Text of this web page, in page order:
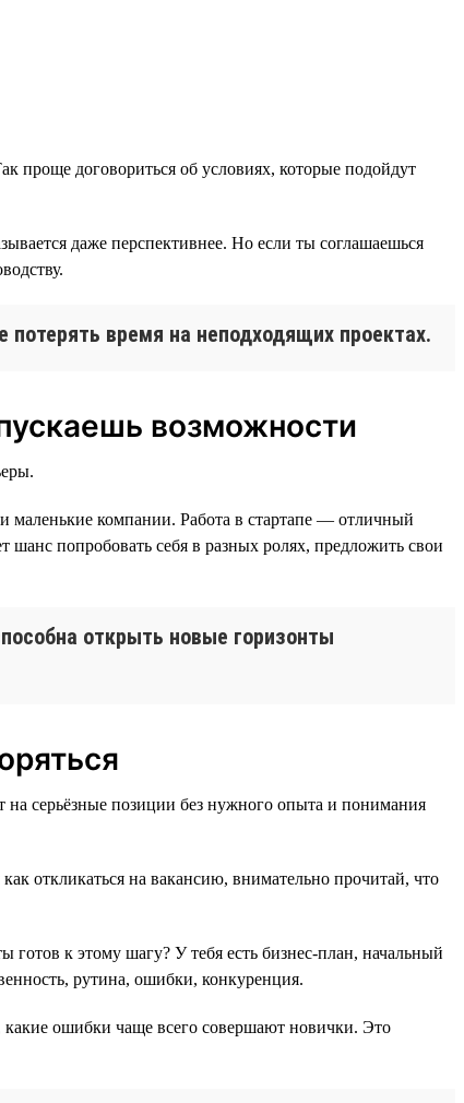
проще договориться об условиях, которые подойдут
даже перспективнее. Но если ты соглашаешься
время на неподходящих проектах.
возможности
маленькие компании. Работа в стартапе — отличный
шанс попробовать себя в разных ролях, предложить свои
открыть новые горизонты
на серьёзные позиции без нужного опыта и понимания
откликаться на вакансию, внимательно прочитай, что
готов к этому шагу? У тебя есть бизнес-план, начальный
рутина, ошибки, конкуренция.
ошибки чаще всего совершают новички. Это